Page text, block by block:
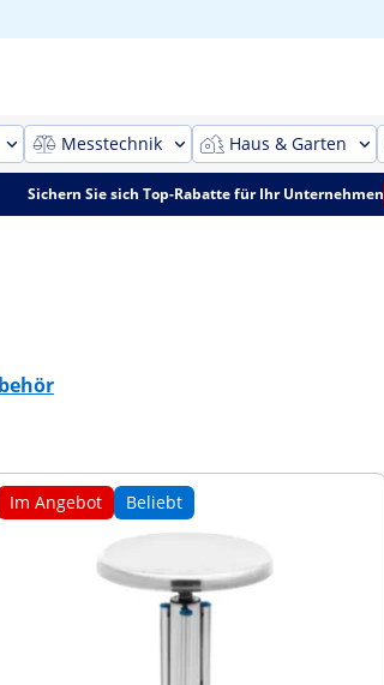
Messtechnik Haus & Garten
Sichern Sie sich Top-Rabatte für Ihr Unternehmen
Im Angebot Beliebt